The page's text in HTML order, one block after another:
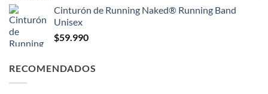
Cinturón de Running Naked® Running Band
Unisex
$59.990
RECOMENDADOS